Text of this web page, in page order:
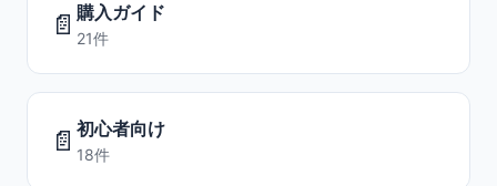
📄 購入ガイド
21件
📄 初心者向け
18件